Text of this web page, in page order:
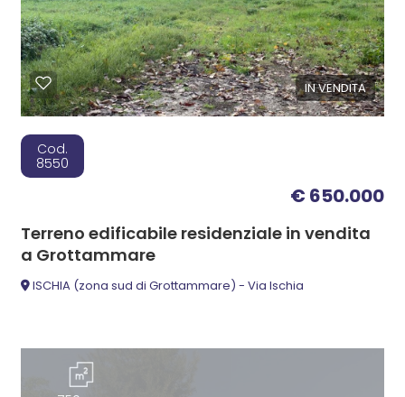
IN VENDITA
Cod.
8550
€ 650.000
Terreno edificabile residenziale in vendita
a Grottammare
ISCHIA (zona sud di Grottammare) - Via Ischia